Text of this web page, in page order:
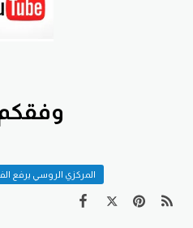
وفقكم
المركزي الروسي يرفع الفائدة إلى 21% في أكبر